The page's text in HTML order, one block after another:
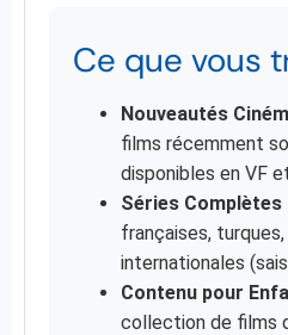
Ce que vous
Nouveautés
films récemment
disponibles en VF
Séries Complètes
françaises,
internationales
Contenu pour
collection de films